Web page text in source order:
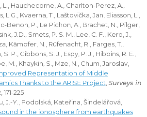
L., Hauchecorne, A., Charlton-Perez, A.,
L.G., Kvaerna, T., Laštovička, Jan, Eliasson, L.,
Benon, P., Le Pichon, A., Brachet, N., Pilger,
J.D., Smets, P. S. M., Lee, C. F., Kero, J.,
Kämpfer, N., Rüfenacht, R., Farges, T.,
P., Gibbons, S. J., Espy, P. J., Hibbins, R. E.,
M., Khaykin, S., Mze, N., Chum, Jaroslav,
Representation of Middle
Thanks to the ARISE Project Surveys in
, 171-225
J.-Y., Podolská, Kateřina, Šindelářová,
in the ionosphere from earthquakes